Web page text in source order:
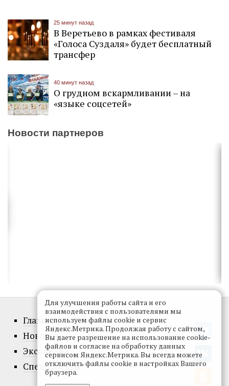
25 минут назад
В Веретьево в рамках фестиваля
«Голоса Суздаля» будет бесплатный
трансфер
40 минут назад
О грудном вскармливании – на
«языке соцсетей»
Новости партнеров
Главное
Новости
Эксклюзив
Спецпроекты
Для улучшения работы сайта и его
взаимодействия с пользователями мы
используем файлы cookie и сервис
Яндекс.Метрика. Продолжая работу с сайтом,
Вы даете разрешение на использование cookie-
файлов и согласие на обработку данных
сервисом Яндекс.Метрика. Вы всегда можете
отключить файлы cookie в настройках Вашего
браузера.